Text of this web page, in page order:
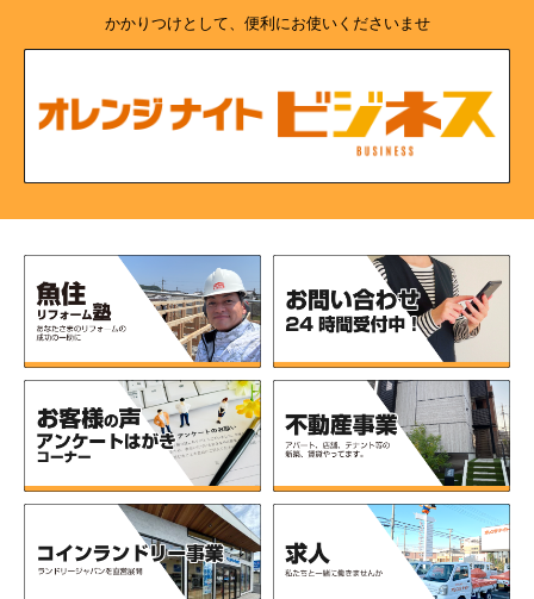
かかりつけとして、便利にお使いくださいませ